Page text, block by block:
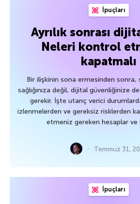
İpuçları
Ayrılık sonrası
Neleri kontrol
kapatmalı
Bir ilişkinin sona ermesinden sonra,
sağlığınıza değil, dijital güvenliğinize
gerekir. İşte utanç verici
izlenmelerden ve gereksiz risklerden
etmeniz gereken hesaplar ve
Temmuz 31,
İpuçları